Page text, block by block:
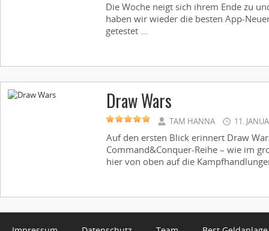
Die Woche neigt sich ihrem Ende zu
haben wir wieder die besten App-
getestet ...
Draw Wars
TAM HANNA 11.
Auf den ersten Blick erinnert Draw
Command&Conquer-Reihe – wie im
hier von oben auf die